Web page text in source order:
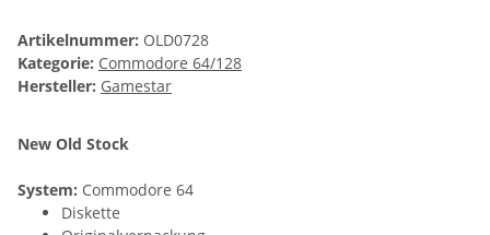
Artikelnummer: OLD0728
Kategorie: Commodore 64/128
Hersteller: Gamestar
New Old Stock
System: Commodore 64
Diskette